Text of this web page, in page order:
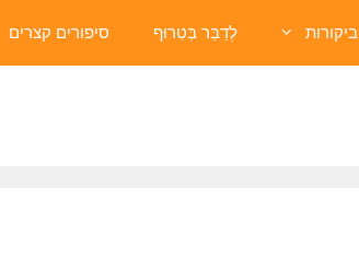
ביקורות לְדַבֵּר בְּטִרוּף סיפורים קצרים